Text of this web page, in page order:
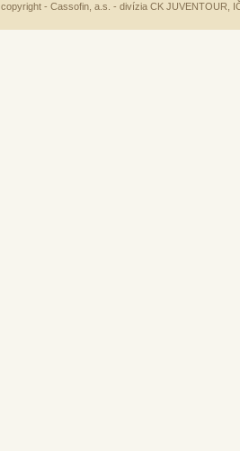
copyright - Cassofin, a.s. - divízia CK JUVENTOUR,